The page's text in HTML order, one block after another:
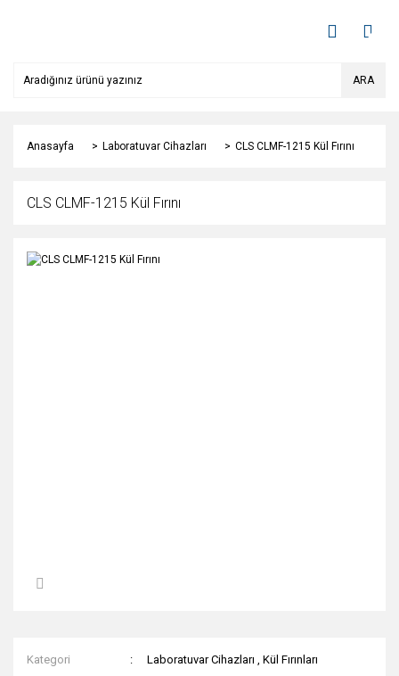
ARA
Anasayfa Laboratuvar Cihazları CLS CLMF-1215 Kül Fırını
CLS CLMF-1215 Kül Fırını
Kategori Laboratuvar Cihazları ,Kül Fırınları